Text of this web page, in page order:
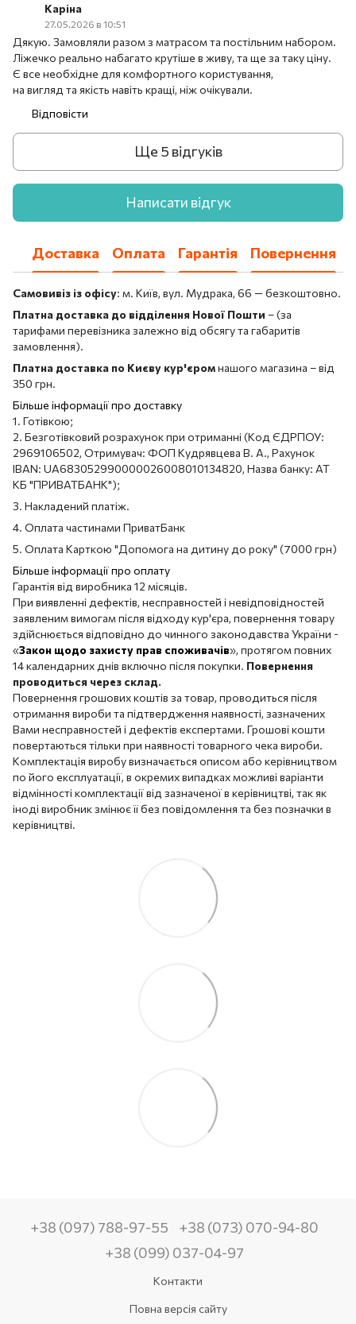
Каріна
27.05.2026 в 10:51
Дякую. Замовляли разом з матрасом та постільним набором.
Ліжечко реально набагато крутіше в живу, та ще за таку ціну.
Є все необхідне для комфортного користування,
на вигляд та якість навіть кращі, ніж очікували.
Відповісти
Ще 5 відгуків
Написати відгук
Доставка Оплата Гарантія Повернення
Самовивіз із офісу: м. Київ, вул. Мудрака, 66 — безкоштовно.
Платна доставка до відділення Нової Пошти – (за
тарифами перевізника залежно від обсягу та габаритів
замовлення).
Платна доставка по Києву кур'єромнашого магазина – від
350 грн.
Більше інформації про доставку
1. Готівкою;
2. Безготівковий розрахунок при отриманні (Код ЄДРПОУ:
2969106502, Отримувач: ФОП Кудрявцева В. А., Рахунок
IBAN: UA683052990000026008010134820, Назва банку: АТ
КБ "ПРИВАТБАНК");
3. Накладений платіж.
4. Оплата частинами ПриватБанк
5. Оплата Карткою "Допомога на дитину до року" (7000 грн)
Більше інформації про оплату
Гарантія від виробника 12 місяців.
При виявленні дефектів, несправностей і невідповідностей
заявленим вимогам після відходу кур'єра, повернення товару
здійснюється відповідно до чинного законодавства України -
«Закон щодо захисту прав споживачів», протягом повних
14 календарних днів включно після покупки. Повернення
проводиться через склад.
Повернення грошових коштів за товар, проводиться після
отримання вироби та підтвердження наявності, зазначених
Вами несправностей і дефектів експертами. Грошові кошти
повертаються тільки при наявності товарного чека вироби.
Комплектація виробу визначається описом або керівництвом
по його експлуатації, в окремих випадках можливі варіанти
відмінності комплектації від зазначеної в керівництві, так як
іноді виробник змінює її без повідомлення та без позначки в
керівництві.
+38 (097) 788-97-55
+38 (073) 070-94-80
+38 (099) 037-04-97
Контакти
Повна версія сайту